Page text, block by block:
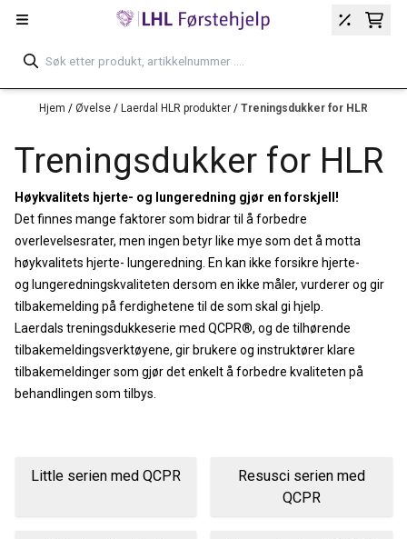
Hopp til innhold
Hjem / Øvelse / Laerdal HLR produkter / Treningsdukker for HLR
Treningsdukker for HLR
Høykvalitets hjerte- og lungeredning gjør en forskjell!
Det finnes mange faktorer som bidrar til å forbedre
overlevelsesrater, men ingen betyr like mye som det å motta
høykvalitets hjerte- lungeredning. En kan ikke forsikre hjerte-
og lungeredningskvaliteten dersom en ikke måler, vurderer og gir
tilbakemelding på ferdighetene til de som skal gi hjelp.
Laerdals treningsdukkeserie med QCPR®, og de tilhørende
tilbakemeldingsverktøyene, gir brukere og instruktører klare
tilbakemeldinger som gjør det enkelt å forbedre kvaliteten på
behandlingen som tilbys.
Little serien med QCPR
Resusci serien med
QCPR